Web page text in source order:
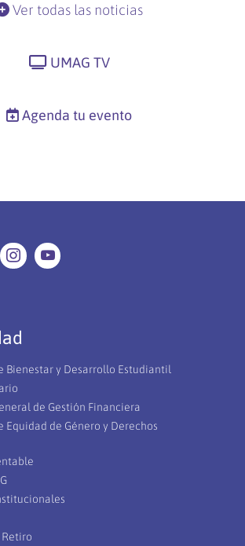
Ver todas las noticias
UMAG TV
Agenda tu evento
Bienestar y Desarrollo Estudiantil
de Gestión Financiera
Equidad de Género y Derechos